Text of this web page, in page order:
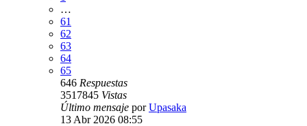
…
61
62
63
64
65
646 Respuestas
3517845 Vistas
Último mensaje porUpasaka
13 Abr 2026 08:55